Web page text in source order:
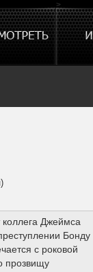
>
коллега Джеймса
Бонду
с роковой
прозвищу